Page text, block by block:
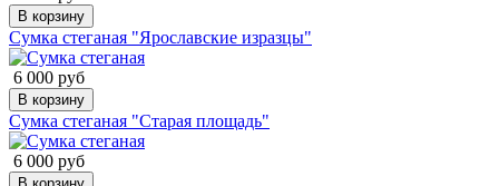
В корзину
Сумка стеганая "Ярославские изразцы"
6 000 руб
В корзину
Сумка стеганая "Старая площадь"
6 000 руб